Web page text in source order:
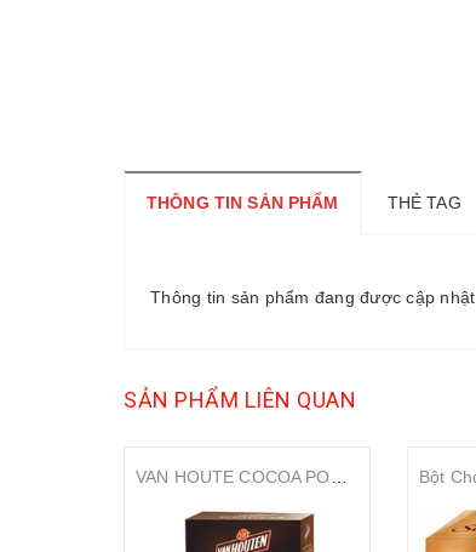
THÔNG TIN SẢN PHẨM THẺ TAG
Thông tin sản phẩm đang được cập nhật
SẢN PHẨM LIÊN QUAN